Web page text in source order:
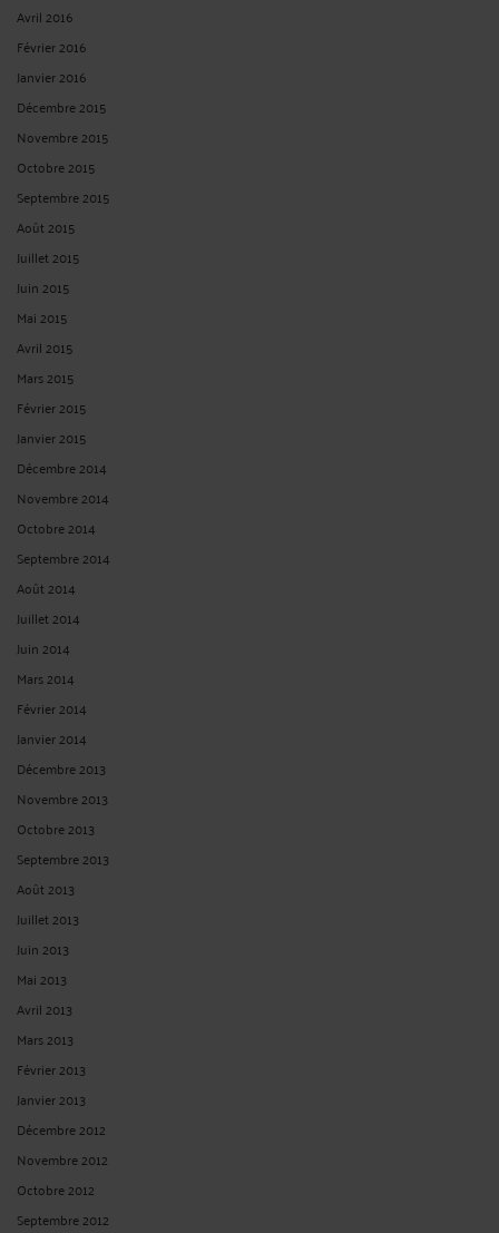
Avril 2016
Février 2016
Janvier 2016
Décembre 2015
Novembre 2015
Octobre 2015
Septembre 2015
Août 2015
Juillet 2015
Juin 2015
Mai 2015
Avril 2015
Mars 2015
Février 2015
Janvier 2015
Décembre 2014
Novembre 2014
Octobre 2014
Septembre 2014
Août 2014
Juillet 2014
Juin 2014
Mars 2014
Février 2014
Janvier 2014
Décembre 2013
Novembre 2013
Octobre 2013
Septembre 2013
Août 2013
Juillet 2013
Juin 2013
Mai 2013
Avril 2013
Mars 2013
Février 2013
Janvier 2013
Décembre 2012
Novembre 2012
Octobre 2012
Septembre 2012